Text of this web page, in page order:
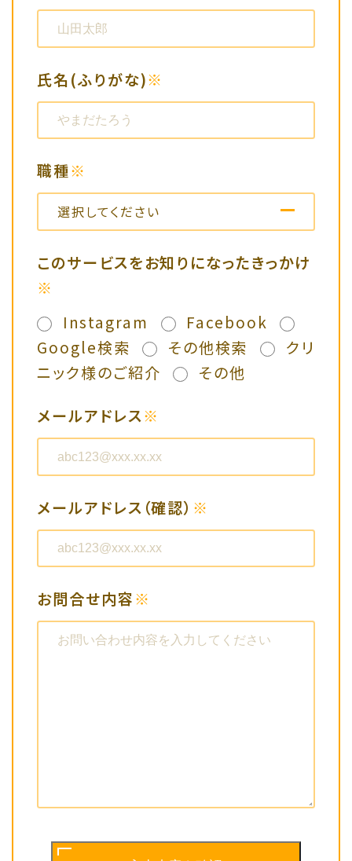
氏名(ふりがな)※
職種※
選択してください
選択してください
看護師
薬剤師
その他医療従事者の方
メーカーの方
メディアの方
その他の方
このサービスをお知りになったきっかけ
※
Instagram
Facebook
Google検索
その他検索
クリ
ニック様のご紹介
その他
メールアドレス※
メールアドレス（確認） ※
お問合せ内容※